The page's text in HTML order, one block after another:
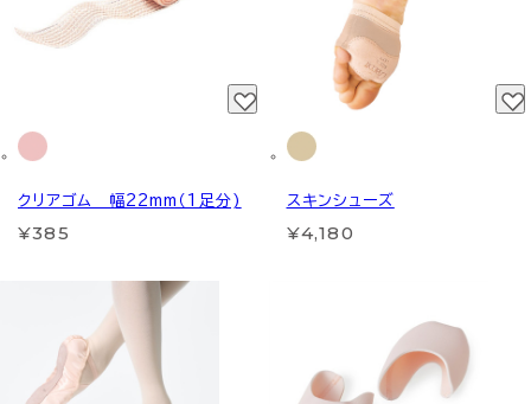
クリアゴム 幅22mm（1足分)
¥385
スキンシューズ
¥4,180